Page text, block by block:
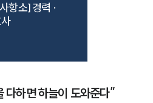
항소] 경력 ·
다하면 하늘이 도와준다”